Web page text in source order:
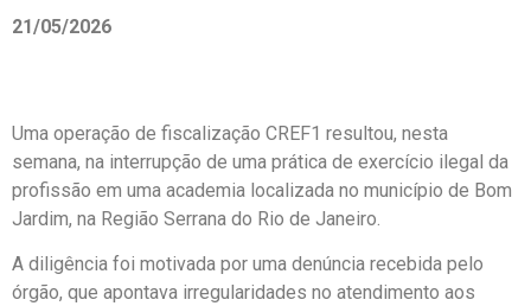
21/05/2026
Uma operação de fiscalização CREF1 resultou, nesta
semana, na interrupção de uma prática de exercício ilegal da
profissão em uma academia localizada no município de Bom
Jardim, na Região Serrana do Rio de Janeiro.
A diligência foi motivada por uma denúncia recebida pelo
órgão, que apontava irregularidades no atendimento aos